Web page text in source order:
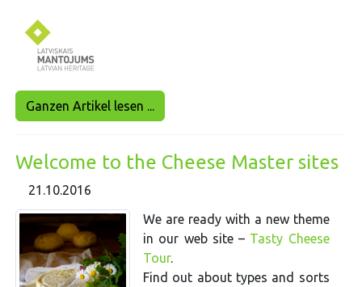
Ganzen Artikel lesen ...
Welcome to the Cheese Master sites
21.10.2016
We are ready with a new theme
in our web site – Tasty Cheese
Tour.
Find out about types and sorts